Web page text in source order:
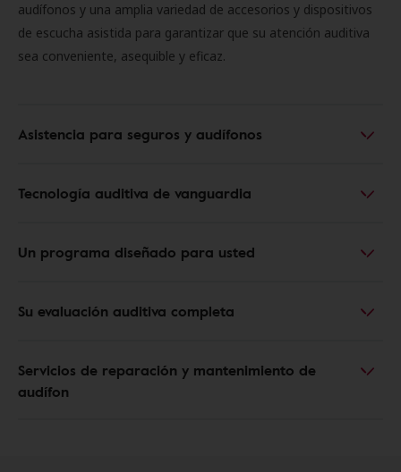
audífonos y una amplia variedad de accesorios y dispositivos
de escucha asistida para garantizar que su atención auditiva
sea conveniente, asequible y eficaz.
Asistencia para seguros y audífonos
Tecnología auditiva de vanguardia
Un programa diseñado para usted
Su evaluación auditiva completa
Servicios de reparación y mantenimiento de
audífon